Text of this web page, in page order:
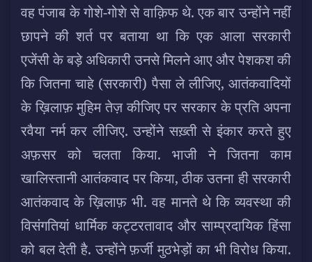
वह पंजाब के गोशे-गोशे से वाक़िफ थे. एक बार उन्होंने नहीं
छापने की शर्त पर बताया था कि एक आला सरकारी
एजेंसी के बड़े अधिकारी उनसे मिलने आए और पेशकश की
कि जितना चाहे (सरकारी) पैसा ले लीजिए, आतंकवादियों
के ख़िलाफ़ मुहिम तेज़ कीजिए पर सरकार के प्रति अपना
रवैया नर्म कर लीजिए. उन्होंने सख़्ती से इंकार करते हुए
अफ़सर को चलता किया. भाजी ने जितना काम
खालिस्तानी आतंकवाद पर किया, ठीक उतना ही सरकारी
आतंकवाद के ख़िलाफ़ भी. वह मानते थे कि व्यवस्था की
विसंगतियां धार्मिक कट्टरतावाद और साम्प्रदायिक हिंसा
को बल देती है. उन्होंने फ़र्जी मुठभेड़ों का भी विरोध किया.